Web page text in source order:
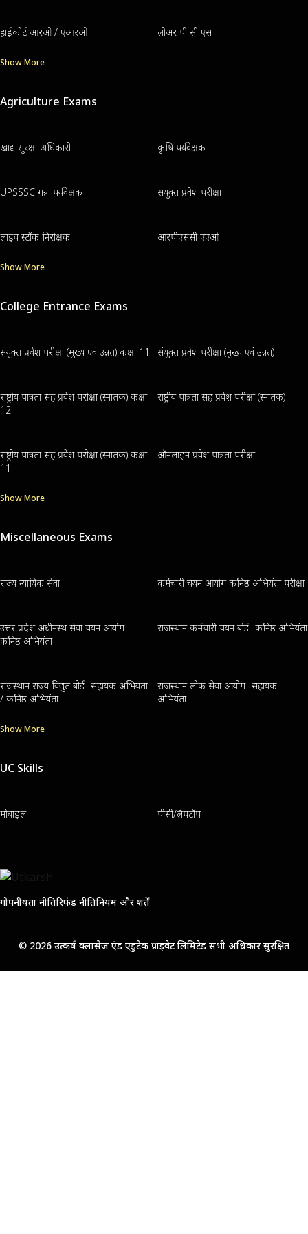
हाईकोर्ट आरओ / एआरओ लोअर पी सी एस
Show More
Agriculture Exams
खाद्य सुरक्षा अधिकारी कृषि पर्यवेक्षक
UPSSSC गन्ना पर्यवेक्षक संयुक्त प्रवेश परीक्षा
लाइव स्टॉक निरीक्षक आरपीएससी एएओ
Show More
College Entrance Exams
संयुक्त प्रवेश परीक्षा (मुख्य एवं उन्नत) कक्षा 11 संयुक्त प्रवेश परीक्षा (मुख्य एवं उन्नत)
राष्ट्रीय पात्रता सह प्रवेश परीक्षा (स्नातक) कक्षा
12
राष्ट्रीय पात्रता सह प्रवेश परीक्षा (स्नातक)
राष्ट्रीय पात्रता सह प्रवेश परीक्षा (स्नातक) कक्षा
11
ऑनलाइन प्रवेश पात्रता परीक्षा
Show More
Miscellaneous Exams
राज्य न्यायिक सेवा कर्मचारी चयन आयोग कनिष्ठ अभियंता परीक्षा
उत्तर प्रदेश अधीनस्थ सेवा चयन आयोग-
कनिष्ठ अभियंता
राजस्थान कर्मचारी चयन बोर्ड- कनिष्ठ अभियंता
राजस्थान राज्य विद्युत बोर्ड- सहायक अभियंता
/ कनिष्ठ अभियंता
राजस्थान लोक सेवा आयोग- सहायक
अभियंता
Show More
UC Skills
मोबाइल पीसी/लैपटॉप
गोपनीयता नीतिरिफंड नीतिनियम और शर्तें
© 2026 उत्कर्ष क्लासेज एंड एडुटेक प्राइवेट लिमिटेड सभी अधिकार सुरक्षित